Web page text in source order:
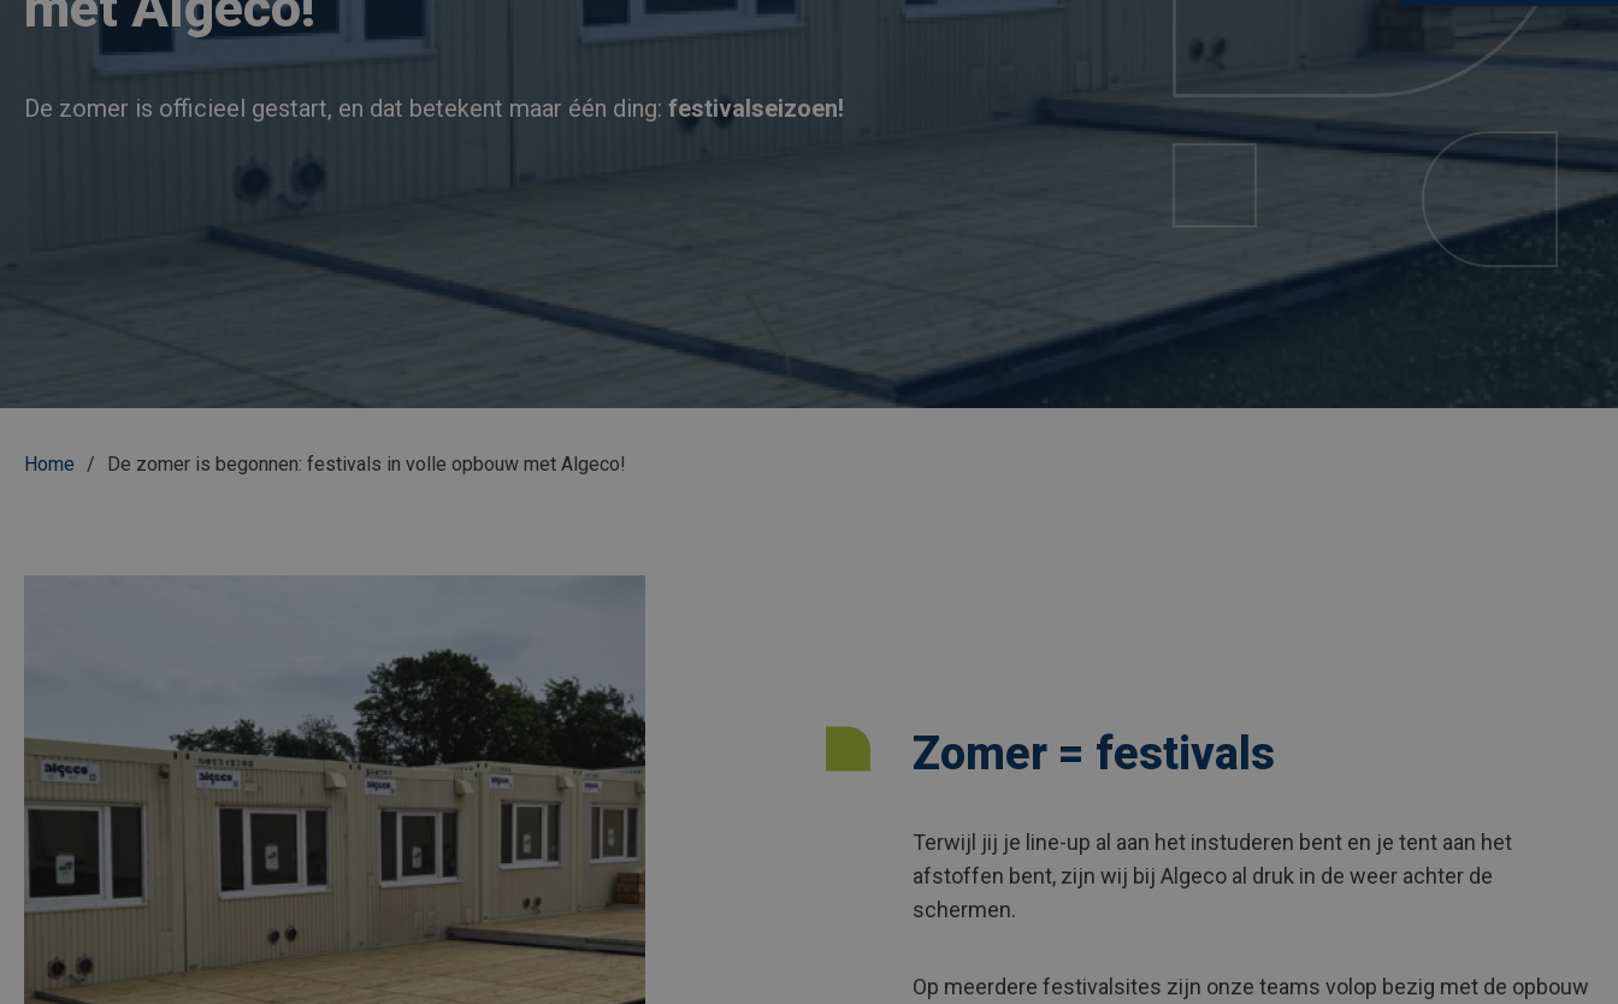
De zomer is officieel gestart, en dat betekent maar één ding: festivalseizoen!
Kruimelpad
Home De zomer is begonnen: festivals in volle opbouw met Algeco!
Zomer = festivals
Terwijl jij je line-up al aan het instuderen bent en je tent aan het
afstoffen bent, zijn wij bij Algeco al druk in de weer achter de
schermen.
Op meerdere festivalsites zijn onze teams volop bezig met de opbouw